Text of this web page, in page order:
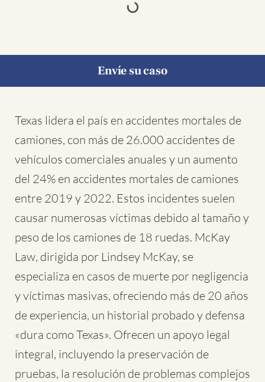
Envíe su caso
Texas lidera el país en accidentes mortales de
camiones, con más de 26.000 accidentes de
vehículos comerciales anuales y un aumento
del 24% en accidentes mortales de camiones
entre 2019 y 2022. Estos incidentes suelen
causar numerosas víctimas debido al tamaño y
peso de los camiones de 18 ruedas. McKay
Law, dirigida por Lindsey McKay, se
especializa en casos de muerte por negligencia
y víctimas masivas, ofreciendo más de 20 años
de experiencia, un historial probado y defensa
«dura como Texas». Ofrecen un apoyo legal
integral, incluyendo la preservación de
pruebas, la resolución de problemas complejos